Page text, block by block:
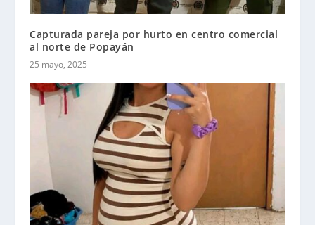
Capturada pareja por hurto en centro comercial
al norte de Popayán
25 mayo, 2025